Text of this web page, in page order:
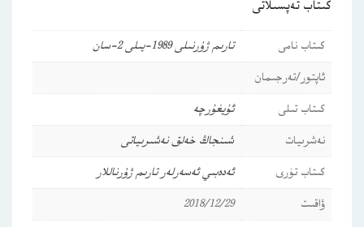
كىتاب تەپسىلاتى
كىتاب نامى
تارىم ژۇرنىلى 1989-يىلى 2-سان
ئاپتور/تەرجىمان
كىتاب تىلى
ئۇيغۇرچە
نەشرىيات
شىنجاڭ خەلق نەشىرىياتى
كىتاب تۈرى
ئەدەبىي ئەسەرلەر تارىم ژۇرناللار
ۋاقىت
2018/12/29